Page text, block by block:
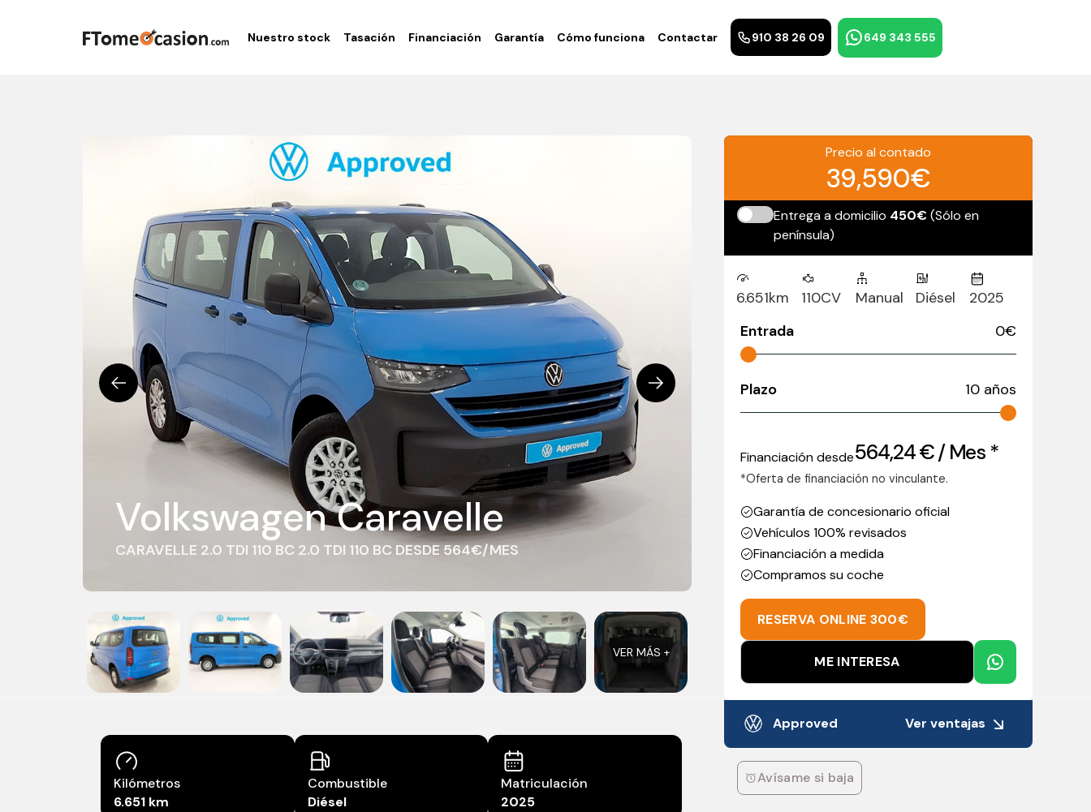
Nuestro stock Tasación Financiación Garantía Cómo funciona Contactar 910 38 26 09 649 343 555
Volkswagen Caravelle
CARAVELLE 2.0 TDI 110 BC 2.0 TDI 110 BC DESDE 564€/MES
VER MÁS +
Precio al contado
39,590€
Entrega a domicilio 450€(Sólo en
península)
6.651km 110CV Manual Diésel
2025
Entrada
0€
Plazo 10 años
Financiación desde564,24€/ Mes *
*Oferta de financiación no vinculante.
Garantía de concesionario oficial
Vehículos 100% revisados
Financiación a medida
Compramos su coche
RESERVA ONLINE 300€
ME INTERESA
Approved Ver ventajas
Avísame si baja
Kilómetros
6.651 km
Combustible
Diésel
Matriculación
2025